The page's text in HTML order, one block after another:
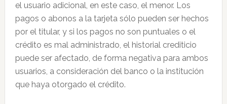
el usuario adicional, en este caso, el menor. Los
pagos o abonos a la tarjeta sólo pueden ser hechos
por el titular, y si los pagos no son puntuales o el
crédito es mal administrado, el historial crediticio
puede ser afectado, de forma negativa para ambos
usuarios, a consideración del banco o la institución
que haya otorgado el crédito.